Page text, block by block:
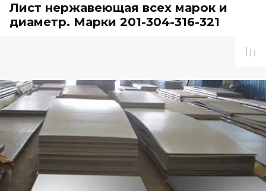
Лист нержавеющая всех марок и
диаметр. Марки 201-304-316-321